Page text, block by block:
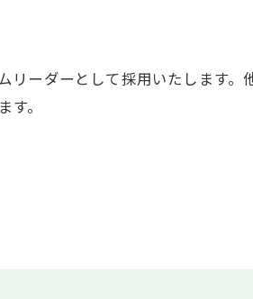
ーダーとして採用いたします。
。